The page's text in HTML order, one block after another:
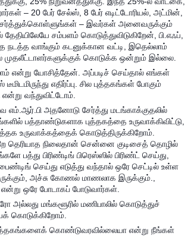
– 20 பேர் சேல்ஸ், 8 பேர் எடிட்டோரியல், அட்மின்,
– இவர்கள் அனைவருக்கும்
சம்பளம் கொடுத்துவிடுகிறேன், பி.எஃப்,
நடத்த வாங்கும் கடனுக்கான வட்டி, இதெல்லாம்
முதலீட்டாளர்களுக்குக் கொடுக்க ஒன்றும் இல்லை.
என்று யோசித்தேன். அப்படிச் செய்தால் எங்கள்
எதிர்ப்பு. சில புத்தகங்கள் போகும்
வந்துவிட்டோம்.
எம்.ஆர்.பி அதனோடு சேர்த்து மடங்காக்குதலில்
பத்தாண்டுகளாக புத்தகத்தை உருவாக்கிவிட்டு,
உருவாக்கத்தைக் கொடுத்திருக்கிறோம்.
தெரியாத நிலைதான் சென்னை குடிசைத் தொழில்
பத்து பிரிண்டிங் பிரெஸ்ஸில் பிரிண்ட் செய்து,
செய்து எடுத்து வந்தால் ஒரே செட்டில் உள்ள
அச்சு கோணல் மாணலாக இருக்கும்.,
ஒரே போடாகப் போடுவார்கள்.
அல்லது மங்களூரில் மணிபாலில் கொடுத்துச்
கொடுக்கிறோம்.
கொண்டுவரவில்லையா என்று நீங்கள்